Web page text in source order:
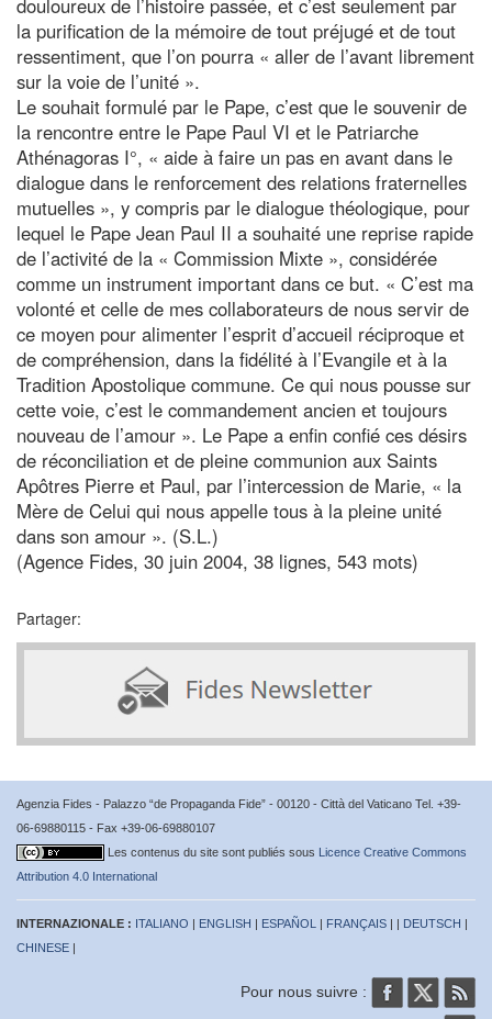
la purification de la mémoire de tout préjugé et de tout
ressentiment, que l’on pourra « aller de l’avant librement
sur la voie de l’unité ».
Le souhait formulé par le Pape, c’est que le souvenir de
la rencontre entre le Pape Paul VI et le Patriarche
Athénagoras I°, « aide à faire un pas en avant dans le
dialogue dans le renforcement des relations fraternelles
mutuelles », y compris par le dialogue théologique, pour
lequel le Pape Jean Paul II a souhaité une reprise rapide
de l’activité de la « Commission Mixte », considérée
comme un instrument important dans ce but. « C’est ma
volonté et celle de mes collaborateurs de nous servir de
ce moyen pour alimenter l’esprit d’accueil réciproque et
de compréhension, dans la fidélité à l’Evangile et à la
Tradition Apostolique commune. Ce qui nous pousse sur
cette voie, c’est le commandement ancien et toujours
nouveau de l’amour ». Le Pape a enfin confié ces désirs
de réconciliation et de pleine communion aux Saints
Apôtres Pierre et Paul, par l’intercession de Marie, « la
Mère de Celui qui nous appelle tous à la pleine unité
dans son amour ». (S.L.)
(Agence Fides, 30 juin 2004, 38 lignes, 543 mots)
Partager:
Agenzia Fides - Palazzo “de Propaganda Fide” - 00120 - Città del Vaticano Tel. +39-
06-69880115 - Fax +39-06-69880107
Les contenus du site sont publiés sous Licence Creative Commons
Attribution 4.0 International
INTERNAZIONALE : ITALIANO | ENGLISH | ESPAÑOL | FRANÇAIS | | DEUTSCH |
CHINESE |
Pour nous suivre :